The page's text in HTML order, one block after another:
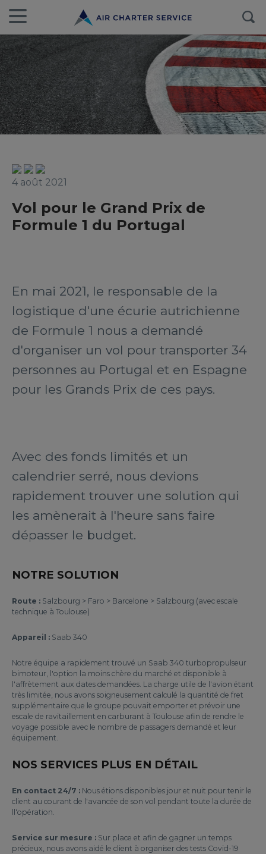
4 août 2021
Vol pour le Grand Prix de
Formule 1 du Portugal
En mai 2021, le responsable de la
logistique d'une écurie autrichienne
de Formule 1 nous a demandé
d'organiser un vol pour transporter 34
personnes au Portugal et en Espagne
pour les Grands Prix de ces pays.
Avec des fonds limités et un
calendrier serré, nous devions
rapidement trouver une solution qui
les amènerait à l'heure sans faire
dépasser le budget.
NOTRE SOLUTION
Route : Salzbourg > Faro > Barcelone > Salzbourg (avec escale
technique à Toulouse)
Appareil : Saab 340
Notre équipe a rapidement trouvé un Saab 340 turbopropulseur
bimoteur, l'option la moins chère du marché et disponible à
l'affrètement aux dates demandées. La charge utile de l'avion étant
très limitée, nous avons soigneusement calculé la quantité de fret
supplémentaire que le groupe pouvait emporter et prévoir une
escale de ravitaillement en carburant à Toulouse afin de rendre le
voyage possible avec le nombre de passagers demandé et leur
équipement.
NOS SERVICES PLUS EN DÉTAIL
En contact 24/7 : Nous étions disponibles jour et nuit pour tenir le
client au courant de l'avancée de son vol pendant toute la durée de
ll'opération.
Service sur mesure : Sur place et afin de gagner un temps
précieux, nous avons aidé le client à organiser des tests Covid-19